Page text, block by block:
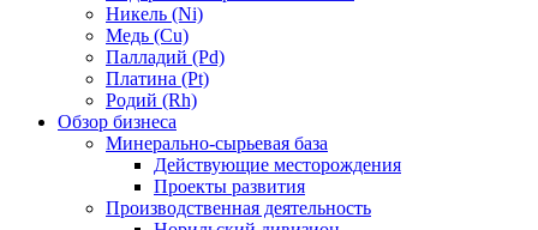
Никель (Ni)
Медь (Cu)
Палладий (Pd)
Платина (Pt)
Родий (Rh)
Обзор бизнеса
Минерально-сырьевая база
Действующие месторождения
Проекты развития
Производственная деятельность